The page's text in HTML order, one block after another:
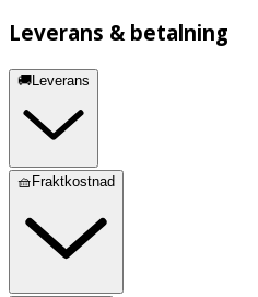
Leverans & betalning
🚚Leverans
🧺Fraktkostnad